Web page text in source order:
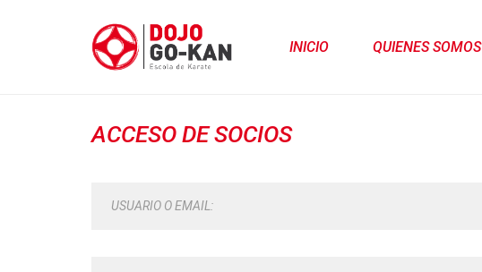
INICIO QUIENES SOMOS
ACCESO DE SOCIOS
USUARIO O EMAIL: